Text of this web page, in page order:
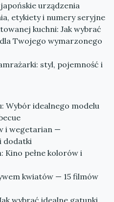
urządzenia
etykiety i numery seryjne
kuchni: Jak wybrać
Twojego wymarzonego
styl, pojemność i
Wybór idealnego modelu
i wegetarian —
dodatki
Kino pełne kolorów i
kwiatów — 15 filmów
wybrać idealne gatunki